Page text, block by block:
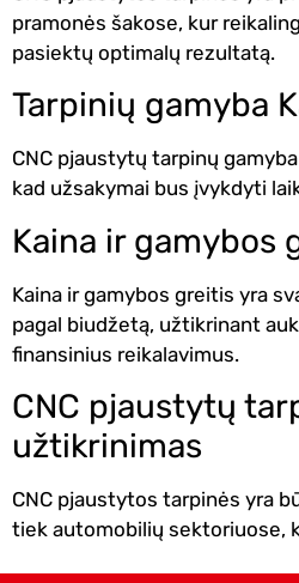
pramonės šakose, kur
pasiektų optimalų rezultatą.
Tarpinių gamyba
CNC pjaustytų tarpinų
kad užsakymai bus įvykdyti
Kaina ir gamybos
Kaina ir gamybos greitis yra
pagal biudžetą, užtikrinant
finansinius reikalavimus.
CNC pjaustytų
užtikrinimas
CNC pjaustytos tarpinės yra
tiek automobilių sektoriuose,